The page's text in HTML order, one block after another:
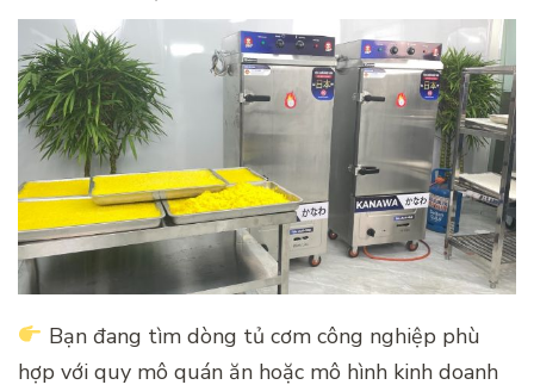
Bạn đang tìm dòng tủ cơm công nghiệp phù
hợp với quy mô quán ăn hoặc mô hình kinh doanh